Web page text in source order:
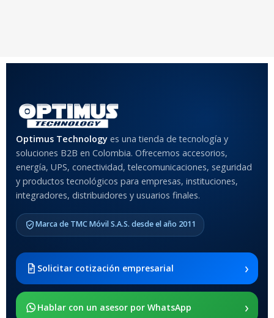
Anti-Shock
MODELO DE TABLETS
COMPATIBLES
Samsung Galaxy Tab A8 10.5
2021 SM-x200 / Samsung
x205
SOPORTE DE APOYO
Optimus Technology es una tienda de tecnología y
soluciones B2B en Colombia. Ofrecemos accesorios,
energía, UPS, conectividad, telecomunicaciones, seguridad
y productos tecnológicos para empresas, instituciones,
integradores, distribuidores y usuarios finales.
Marca de TMC Móvil S.A.S. desde el año 2011
Solicitar cotización empresarial ›
Hablar con un asesor por WhatsApp ›